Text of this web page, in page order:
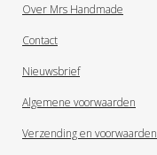
Over Mrs Handmade
Contact
Nieuwsbrief
Algemene voorwaarden
Verzending en voorwaarden